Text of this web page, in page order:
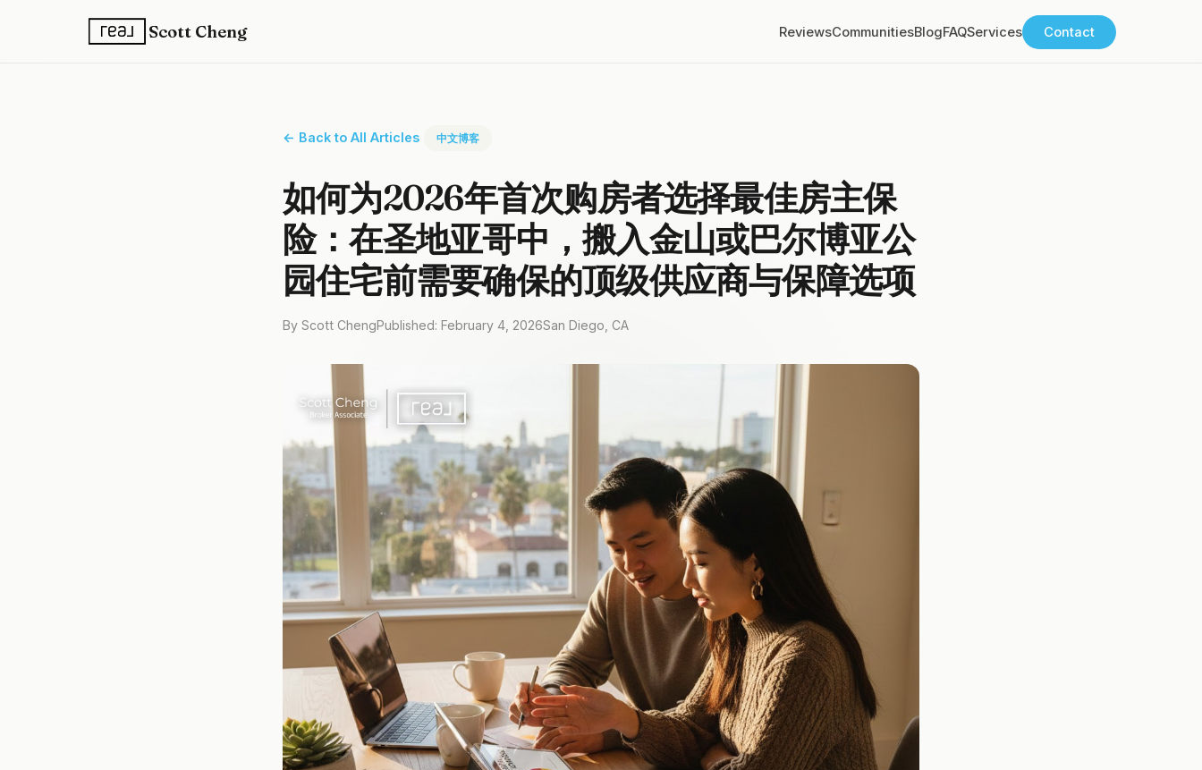
Scott Cheng ReviewsCommunitiesBlogFAQServices Contact
← Back to All Articles 中文博客
如何为2026年首次购房者选择最佳房主保
险：在圣地亚哥中，搬入金山或巴尔博亚公
园住宅前需要确保的顶级供应商与保障选项
By Scott ChengPublished: February 4, 2026San Diego, CA